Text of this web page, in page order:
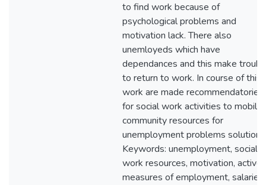
to find work because of
psychological problems and
motivation lack. There also
unemloyeds which have
dependances and this make
to return to work. In course of this
work are made recommendatories
for social work activities to
community resources for
unemployment problems solution.
Keywords: unemployment, social
work resources, motivation, active
measures of employment, salaried